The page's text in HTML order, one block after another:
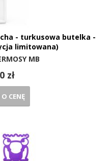
- turkusowa butelka -
limitowana)
MB
zł
CENĘ